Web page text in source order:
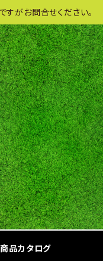
がお問合せください。
品カタログ